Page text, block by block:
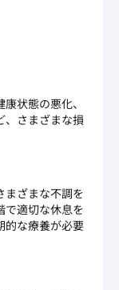
状態の悪化、
、さまざまな損
まざまな不調を
で適切な休息を
的な療養が必要